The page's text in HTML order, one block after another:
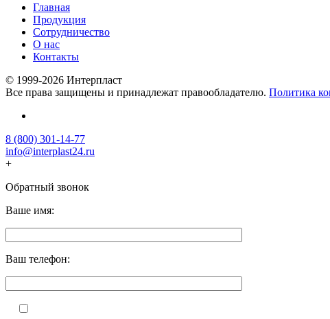
Главная
Продукция
Сотрудничество
О нас
Контакты
© 1999-2026 Интерпласт
Все права защищены и принадлежат правообладателю. Политика
8 (800) 301-14-77
info@interplast24.ru
+
Обратный звонок
Ваше имя:
Ваш телефон: